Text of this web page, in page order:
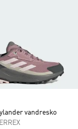
vandresko